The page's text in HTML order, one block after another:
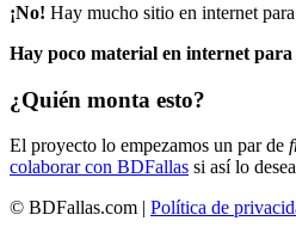
¡No! Hay mucho sitio en internet
Hay poco material en internet para
¿Quién monta esto?
El proyecto lo empezamos un par de
colaborar con BDFallas si así lo
© BDFallas.com | Política de